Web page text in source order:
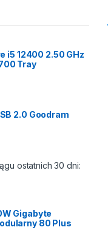
i5 12400 2.50 GHz
Tray
2.0 Goodram
ostatnich 30 dni:
Gigabyte
80 Plus